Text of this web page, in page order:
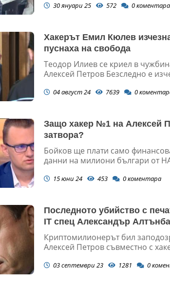
30 януари 25 572 0коментара
Хакерът Емил Кюлев
пуснаха на свобода
Теодор Илиев се криел в
Алексей Петров Безследно е
04 август 24 7639 0
Защо хакер №1 на Алексей
затвора?
Бойков ще плати само
данни на милиони българи от
15 юни 24 453 0коментара
Последното убийство с
IT спец Александър
Криптомилионерът бил
Алексей Петров съвместно с
03 септември 23 1281 0